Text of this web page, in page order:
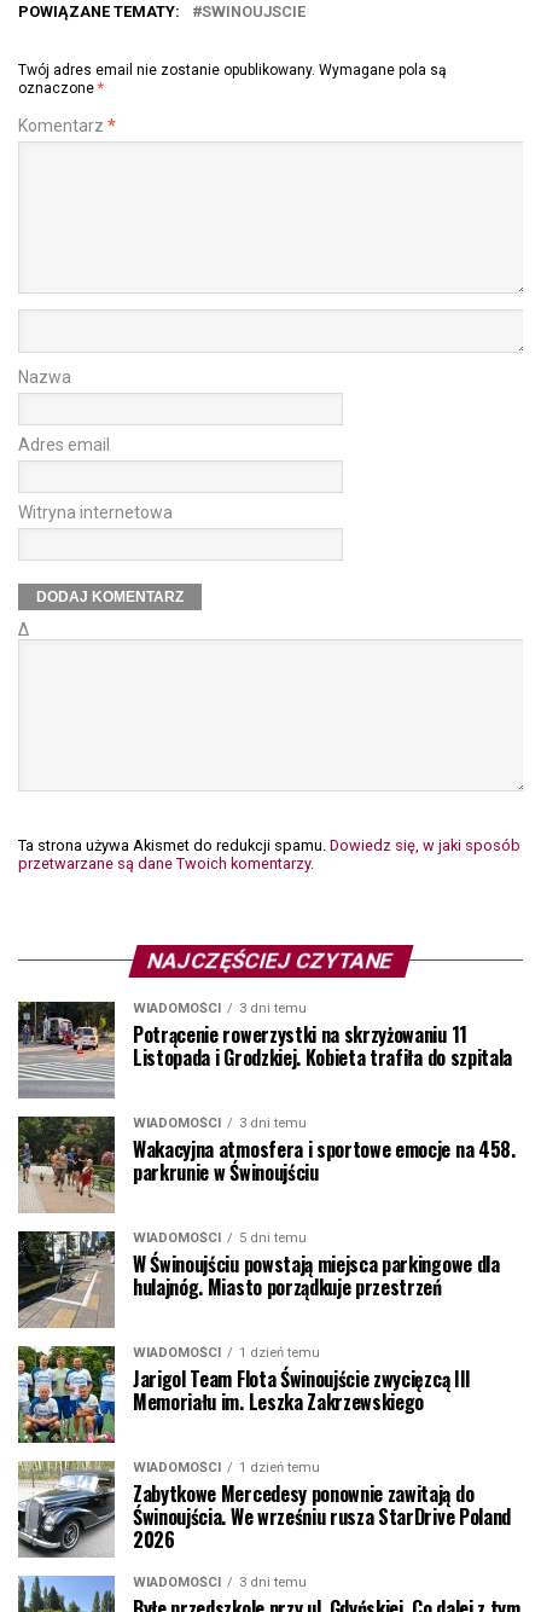
POWIĄZANE TEMATY: SWINOUJSCIE
Twój adres email nie zostanie opublikowany. Wymagane pola są
oznaczone *
Komentarz *
Nazwa
Adres email
Witryna internetowa
Δ
Ta strona używa Akismet do redukcji spamu. Dowiedz się, w jaki sposób
przetwarzane są dane Twoich komentarzy.
NAJCZĘŚCIEJ CZYTANE
WIADOMOŚCI 3 dni temu
Potrącenie rowerzystki na skrzyżowaniu 11
Listopada i Grodzkiej. Kobieta trafiła do szpitala
WIADOMOŚCI 3 dni temu
Wakacyjna atmosfera i sportowe emocje na 458.
parkrunie w Świnoujściu
WIADOMOŚCI 5 dni temu
W Świnoujściu powstają miejsca parkingowe dla
hulajnóg. Miasto porządkuje przestrzeń
WIADOMOŚCI 1 dzień temu
Jarigol Team Flota Świnoujście zwycięzcą III
Memoriału im. Leszka Zakrzewskiego
WIADOMOŚCI 1 dzień temu
Zabytkowe Mercedesy ponownie zawitają do
Świnoujścia. We wrześniu rusza StarDrive Poland
2026
WIADOMOŚCI 3 dni temu